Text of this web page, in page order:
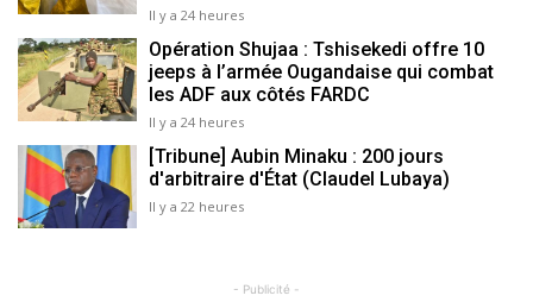
Il y a 24 heures
Opération Shujaa : Tshisekedi offre 10
jeeps à l’armée Ougandaise qui combat
les ADF aux côtés FARDC
Il y a 24 heures
[Tribune] Aubin Minaku : 200 jours
d'arbitraire d'État (Claudel Lubaya)
Il y a 22 heures
- Publicité -